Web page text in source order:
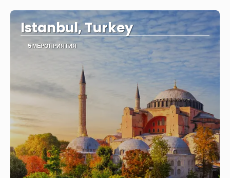
Istanbul, Turkey
5 МЕРОПРИЯТИЯ